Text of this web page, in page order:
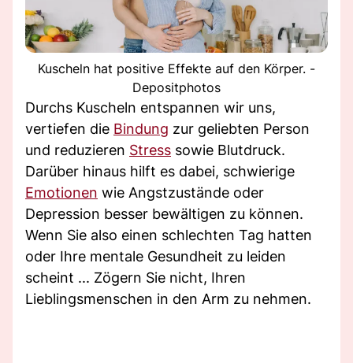
Kuscheln hat positive Effekte auf den Körper. -
Depositphotos
Durchs Kuscheln entspannen wir uns,
vertiefen die Bindung zur geliebten Person
und reduzieren Stress sowie Blutdruck.
Darüber hinaus hilft es dabei, schwierige
Emotionen wie Angstzustände oder
Depression besser bewältigen zu können.
Wenn Sie also einen schlechten Tag hatten
oder Ihre mentale Gesundheit zu leiden
scheint ... Zögern Sie nicht, Ihren
Lieblingsmenschen in den Arm zu nehmen.